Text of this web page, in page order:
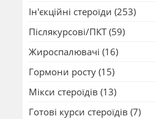
Ін'єкційні стероїди (253)
Післякурсові/ПКТ (59)
Жироспалювачі (16)
Гормони росту (15)
Мікси стероїдів (13)
Готові курси стероїдів (7)